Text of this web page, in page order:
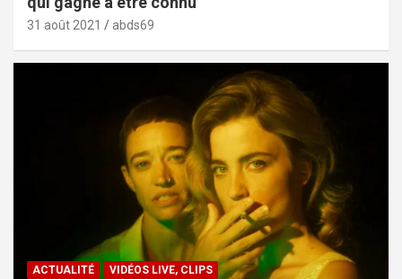
31 août 2021 abds69
ACTUALITÉ VIDÉOS LIVE, CLIPS